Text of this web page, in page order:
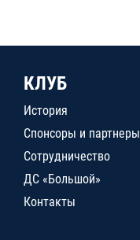
КЛУБ
История
Спонсоры и партнеры
Сотрудничество
ДС «Большой»
Контакты